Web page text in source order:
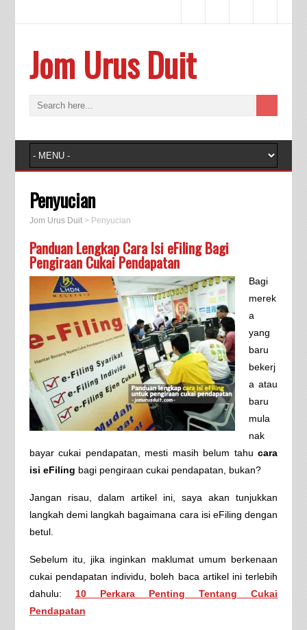
Jom Urus Duit
Penyucian
Jom Urus Duit> Penyucian
Panduan Lengkap Cara Isi eFiling Bagi
Pengiraan Cukai Pendapatan
Bagi
merek
a
yang
baru
bekerj
a atau
baru
mula
nak
bayar cukai pendapatan, mesti masih belum tahucara
isi eFiling bagi pengiraan cukai pendapatan, bukan?
Jangan risau, dalam artikel ini, saya akan tunjukkan
langkah demi langkah bagaimana cara isi eFiling dengan
betul.
Sebelum itu, jika inginkan maklumat umum berkenaan
cukai pendapatan individu, boleh baca artikel ini terlebih
dahulu: 10 Perkara Penting Tentang Cukai
Pendapatan